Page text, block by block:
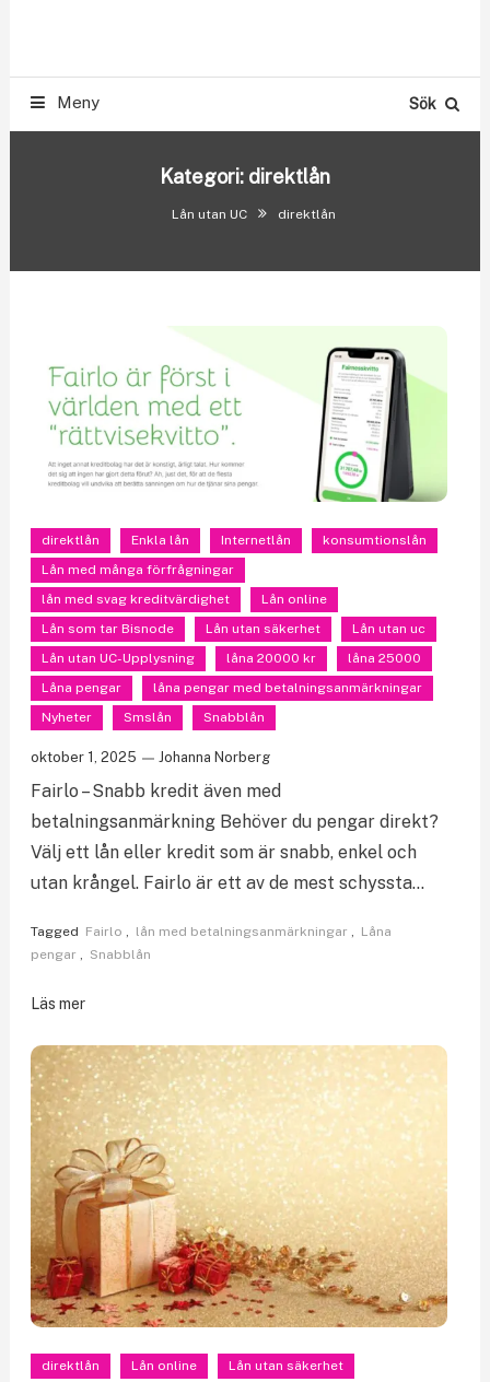
Content
Meny Sök
Kategori: direktlån
Lån utan UC direktlån
direktlån Enkla lån Internetlån
konsumtionslån
Lån med många förfrågningar
lån med svag kreditvärdighet
Lån online
Lån som tar Bisnode
Lån utan säkerhet
Lån utan uc
Lån utan UC-Upplysning
låna 20000 kr
låna 25000
Låna pengar
låna pengar med betalningsanmärkningar
Nyheter
Smslån Snabblån
oktober 1, 2025 Johanna Norberg
Fairlo – Snabb kredit även med
betalningsanmärkning Behöver du pengar direkt?
Välj ett lån eller kredit som är snabb, enkel och
utan krångel. Fairlo är ett av de mest schyssta…
Tagged Fairlo , lån med betalningsanmärkningar , Låna
pengar , Snabblån
Läs mer
direktlån Lån online
Lån utan säkerhet